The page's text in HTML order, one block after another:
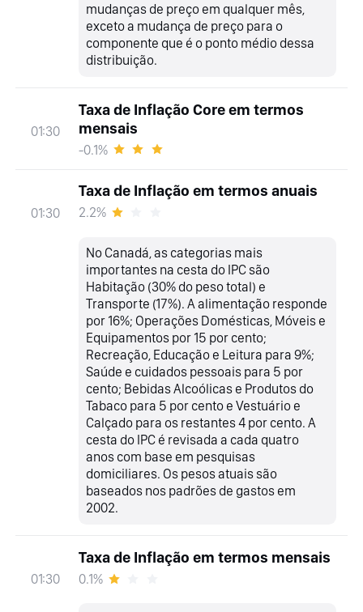
mudanças de preço em qualquer mês,
exceto a mudança de preço para o
componente que é o ponto médio dessa
distribuição.
01:30
Taxa de Inflação Core em termos
mensais
-0.1%
01:30
Taxa de Inflação em termos anuais
2.2%
No Canadá, as categorias mais
importantes na cesta do IPC são
Habitação (30% do peso total) e
Transporte (17%). A alimentação responde
por 16%; Operações Domésticas, Móveis e
Equipamentos por 15 por cento;
Recreação, Educação e Leitura para 9%;
Saúde e cuidados pessoais para 5 por
cento; Bebidas Alcoólicas e Produtos do
Tabaco para 5 por cento e Vestuário e
Calçado para os restantes 4 por cento. A
cesta do IPC é revisada a cada quatro
anos com base em pesquisas
domiciliares. Os pesos atuais são
baseados nos padrões de gastos em
2002.
01:30
Taxa de Inflação em termos mensais
0.1%